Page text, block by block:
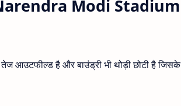
Modi Stadium
आउटफील्ड है और बाउंड्री भी थोड़ी छोटी है जिसके